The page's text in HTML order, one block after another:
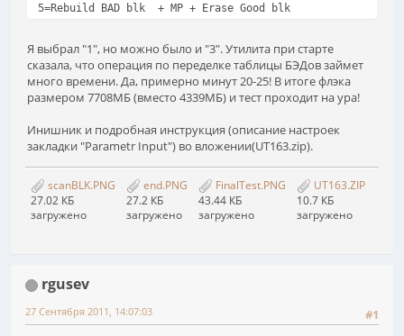
5=Rebuild BAD blk + MP + Erase Good blk
Я выбрал "1", но можно было и "3". Утилита при старте
сказала, что операция по переделке таблицы БЭДов займет
много времени. Да, примерно минут 20-25! В итоге флэка
размером 7708МБ (вместо 4339МБ) и тест проходит на ура!
Инишник и подробная инструкция (описание настроек
закладки "Parametr Input") во вложении(UT163.zip).
scanBLK.PNG
27.02 КБ
загружено
end.PNG
27.2 КБ
загружено
FinalTest.PNG
43.44 КБ
загружено
UT163.ZIP
10.7 КБ
загружено
rgusev
#1
27 Сентября 2011, 14:07:03